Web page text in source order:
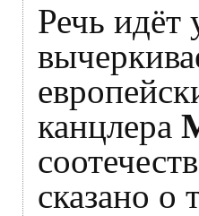
Речь идёт
канцлера
сказано